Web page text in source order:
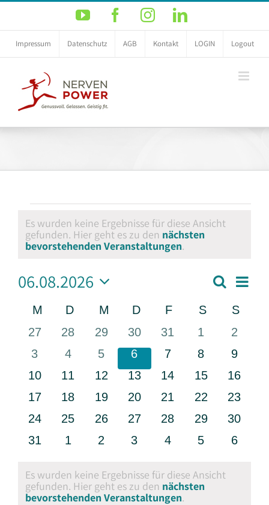
Zum
springen
YouTubeFacebookInstagramLinkedIn
Impressum Datenschutz AGB Kontakt LOGIN Logout
Veranstaltungen
Hinweis
Es wurden keine Ergebnisse für diese Ansicht
gefunden. Hier geht es zu den nächsten
bevorstehenden Veranstaltungen.
und
Suche
Monat
06.08.2026
Datum
wählen.
Kalender
Veranstaltungen
M Montag
D Dienstag
M Mittwoch
D Donnerstag
F Freitag
SSamstag
S
0
27
0
28
0
29
0
30
0
31
0
1
0
2
0
3
0
Veranstaltungen
4
0
Veranstaltungen
5
0
Veranstaltungen
6
0
7
0
8
0
9
0
10
0
11
0
12
0
13
0
14
0
15
0
16
0
17
0
18
0
19
0
20
0
21
0
22
0
23
0
24
0
25
0
26
0
27
0
28
0
29
0
30
0
31
0
1
0
2
0
3
0
4
0
5
0
6
Hinweis
Es wurden keine Ergebnisse für diese Ansicht
gefunden. Hier geht es zu den nächsten
bevorstehenden Veranstaltungen.